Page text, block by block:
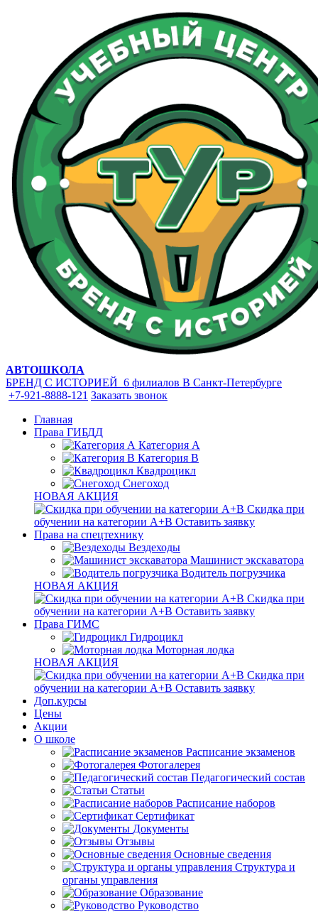
АВТОШКОЛА
БРЕНД С ИСТОРИЕЙ 6 филиалов В Санкт-Петербурге
+7-921-8888-121 Заказать звонок
Главная
Права ГИБДД
Категория A
Категория B
Квадроцикл
Снегоход
НОВАЯ АКЦИЯ
Скидка при
обучении на категории А+В Оставить заявку
Права на спецтехнику
Вездеходы
Машинист экскаватора
Водитель погрузчика
НОВАЯ АКЦИЯ
Скидка при
обучении на категории А+В Оставить заявку
Права ГИМС
Гидроцикл
Моторная лодка
НОВАЯ АКЦИЯ
Скидка при
обучении на категории А+В Оставить заявку
Доп.курсы
Цены
Акции
О школе
Расписание экзаменов
Фотогалерея
Педагогический состав
Статьи
Расписание наборов
Сертификат
Документы
Отзывы
Основные сведения
Структура и
органы управления
Образование
Руководство